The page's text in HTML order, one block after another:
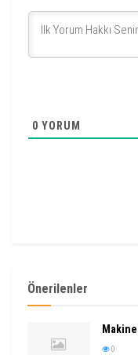
0 YORUM
Önerilenler
0